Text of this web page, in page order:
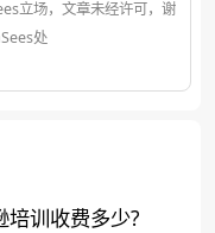
立场，文章未经许可，谢
处
培训收费多少?